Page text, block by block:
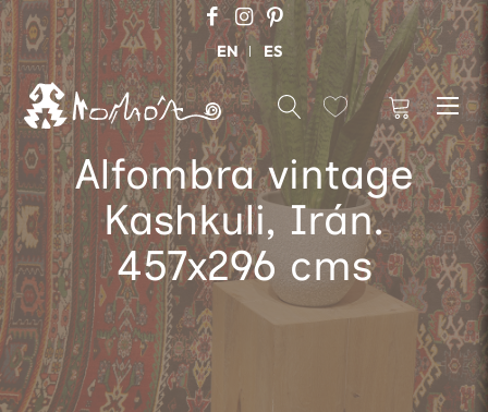
EN ES
Alfombra vintage
Kashkuli, Irán.
457x296 cms